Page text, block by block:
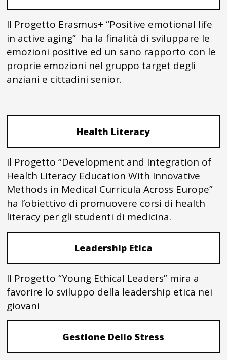
Il Progetto Erasmus+ “Positive emotional life
in active aging” ha la finalità di sviluppare le
emozioni positive ed un sano rapporto con le
proprie emozioni nel gruppo target degli
anziani e cittadini senior.
Health Literacy
Il Progetto “Development and Integration of
Health Literacy Education With Innovative
Methods in Medical Curricula Across Europe”
ha l’obiettivo di promuovere corsi di health
literacy per gli studenti di medicina.
Leadership Etica
Il Progetto “Young Ethical Leaders” mira a
favorire lo sviluppo della leadership etica nei
giovani
Gestione Dello Stress